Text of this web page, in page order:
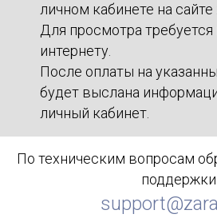
личном кабинете на сайте
Для просмотра
интернету.
После оплаты на
будет выслана
личный кабинет.
По техническим вопросам
поддержки